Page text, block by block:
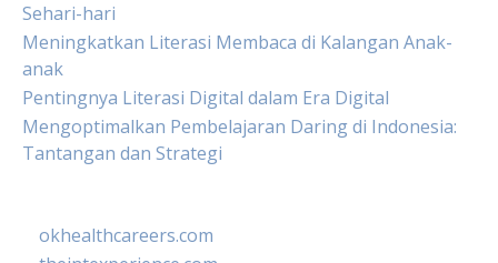
Sehari-hari
Meningkatkan Literasi Membaca di Kalangan Anak-
anak
Pentingnya Literasi Digital dalam Era Digital
Mengoptimalkan Pembelajaran Daring di Indonesia:
Tantangan dan Strategi
okhealthcareers.com